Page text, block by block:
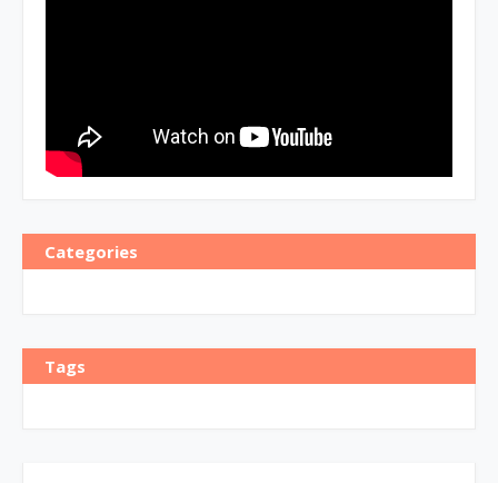
Categories
Tags